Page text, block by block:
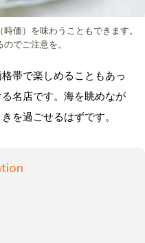
価）を味わうこともできます。
でご注意を。
帯で楽しめることもあっ
名店です。海を眺めなが
を過ごせるはずです。